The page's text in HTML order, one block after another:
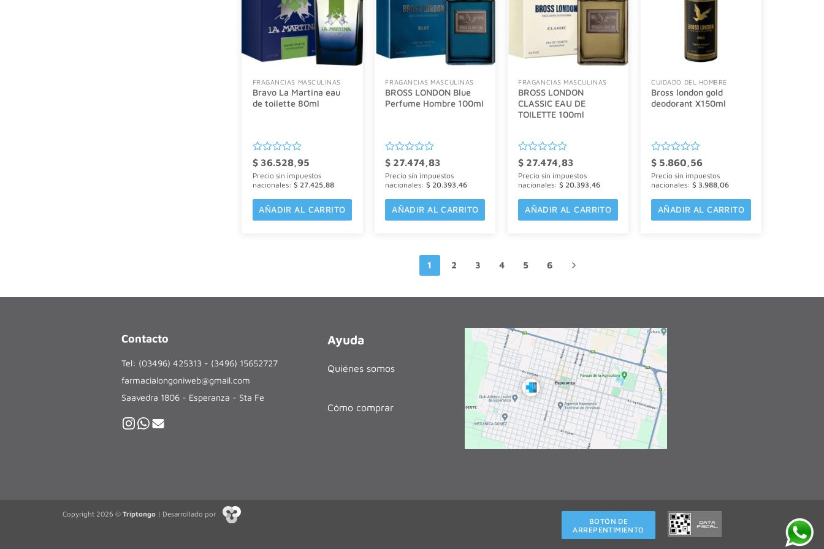
FRAGANCIAS MASCULINAS
Bravo La Martina eau
de toilette 80ml
Valorado
con
0
de
5
$36.528,95
Precio sin impuestos
nacionales: $ 27.425,88
AÑADIR AL CARRITO
FRAGANCIAS MASCULINAS
BROSS LONDON Blue
Perfume Hombre 100ml
Valorado
con
0
de
5
$ 27.474,83
Precio sin impuestos
nacionales:$ 20.393,46
AÑADIR AL CARRITO
FRAGANCIAS MASCULINAS
BROSS LONDON
CLASSIC EAU DE
TOILETTE 100ml
Valorado
con
0
de
5
$ 27.474,83
Precio sin impuestos
nacionales:$ 20.393,46
AÑADIR AL CARRITO
CUIDADO DEL HOMBRE
Bross london gold
deodorant X150ml
Valorado
con
0
de
5
$ 5.860,56
Precio sin impuestos
nacionales:$ 3.988,06
AÑADIR AL CARRITO
1 2 3 4 5 6
Contacto
Tel: (03496) 425313 - (3496) 15652727
farmacialongoniweb@gmail.com
Saavedra 1806 - Esperanza - Sta Fe
Ayuda
Quiénes somos
Cómo comprar
BOTÓN DE
ARREPENTIMIENTO
Copyright 2026 © Triptongo | Desarrollado por